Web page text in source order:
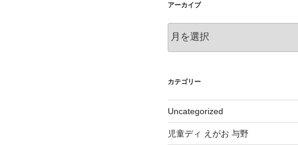
アーカイブ
ー
ブ
カテゴリー
Uncategorized
児童ディ えがお 与野